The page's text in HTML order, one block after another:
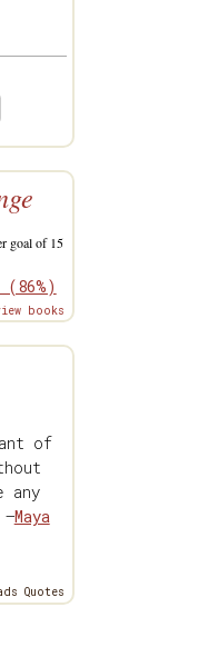
goal of 15
books
of
any
Maya
Quotes